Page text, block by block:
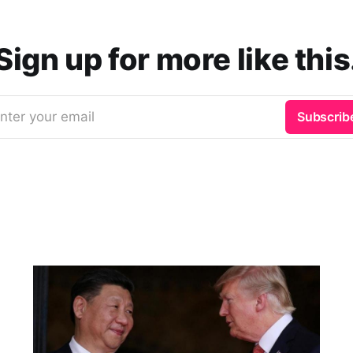
up for more like
your email